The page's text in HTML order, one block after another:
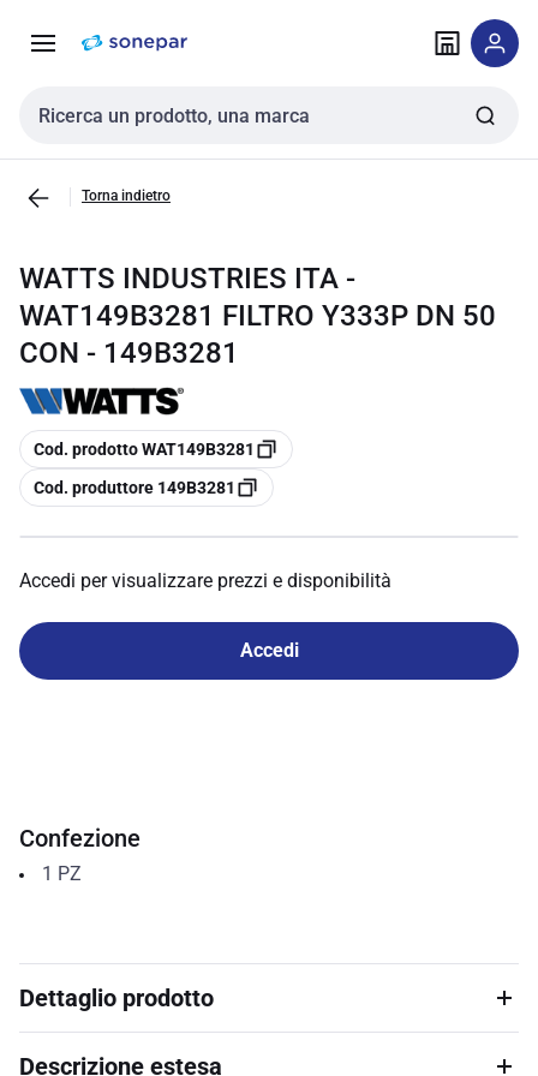
navigazione alla
Cerca input
Torna indietro
WATTS INDUSTRIES ITA -
WAT149B3281 FILTRO Y333P DN 50
CON - 149B3281
copia
Cod. prodotto WAT149B3281
copia
Cod. produttore 149B3281
Accedi per visualizzare prezzi e disponibilità
Accedi
Confezione
1 PZ
Dettaglio prodotto
Descrizione estesa